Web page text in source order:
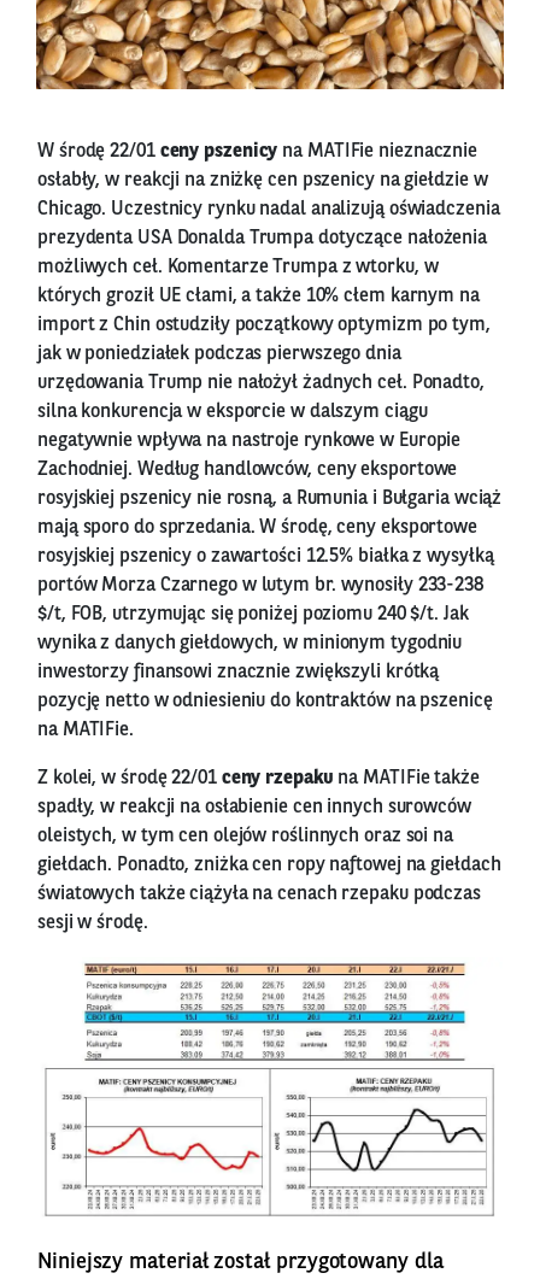
W środę 22/01 ceny pszenicy na MATIFie nieznacznie
osłabły, w reakcji na zniżkę cen pszenicy na giełdzie w
Chicago. Uczestnicy rynku nadal analizują oświadczenia
prezydenta USA Donalda Trumpa dotyczące nałożenia
możliwych ceł. Komentarze Trumpa z wtorku, w
których groził UE cłami, a także 10% cłem karnym na
import z Chin ostudziły początkowy optymizm po tym,
jak w poniedziałek podczas pierwszego dnia
urzędowania Trump nie nałożył żadnych ceł. Ponadto,
silna konkurencja w eksporcie w dalszym ciągu
negatywnie wpływa na nastroje rynkowe w Europie
Zachodniej. Według handlowców, ceny eksportowe
rosyjskiej pszenicy nie rosną, a Rumunia i Bułgaria wciąż
mają sporo do sprzedania. W środę, ceny eksportowe
rosyjskiej pszenicy o zawartości 12.5% białka z wysyłką
portów Morza Czarnego w lutym br. wynosiły 233-238
$/t, FOB, utrzymując się poniżej poziomu 240 $/t. Jak
wynika z danych giełdowych, w minionym tygodniu
inwestorzy finansowi znacznie zwiększyli krótką
pozycję netto w odniesieniu do kontraktów na pszenicę
na MATIFie.
Z kolei, w środę 22/01ceny rzepaku na MATIFie także
spadły, w reakcji na osłabienie cen innych surowców
oleistych, w tym cen olejów roślinnych oraz soi na
giełdach. Ponadto, zniżka cen ropy naftowej na giełdach
światowych także ciążyła na cenach rzepaku podczas
sesji w środę.
Niniejszy materiał został przygotowany dla